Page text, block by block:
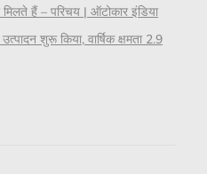
हैं – परिचय | ऑटोकार इंडिया
शुरू किया, वार्षिक क्षमता 2.9